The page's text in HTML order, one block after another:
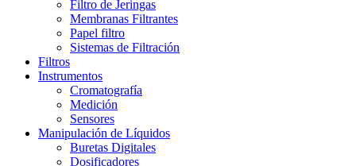
Filtro de Jeringas
Membranas Filtrantes
Papel filtro
Sistemas de Filtración
Filtros
Instrumentos
Cromatografía
Medición
Sensores
Manipulación de Líquidos
Buretas Digitales
Dosificadores